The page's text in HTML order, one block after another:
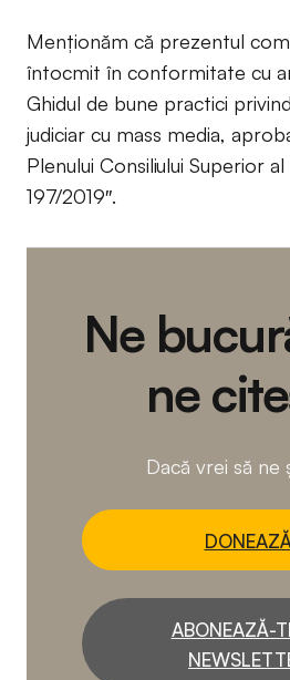
Menționăm că prezentul
întocmit în conformitate cu
Ghidul de bune practici
judiciar cu mass media,
Plenului Consiliului Superior
197/2019″.
Ne
ne
Dacă vrei să ne
DONEAZĂ
ABONEAZĂ-